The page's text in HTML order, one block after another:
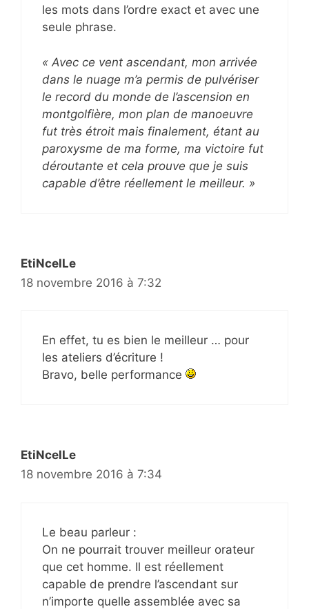
les mots dans l’ordre exact et avec une
seule phrase.
« Avec ce vent ascendant, mon arrivée
dans le nuage m’a permis de pulvériser
le record du monde de l’ascension en
montgolfière, mon plan de manoeuvre
fut très étroit mais finalement, étant au
paroxysme de ma forme, ma victoire fut
déroutante et cela prouve que je suis
capable d’être réellement le meilleur. »
EtiNcelLe
18 novembre 2016 à 7:32
En effet, tu es bien le meilleur … pour
les ateliers d’écriture !
Bravo, belle performance
EtiNcelLe
18 novembre 2016 à 7:34
Le beau parleur :
On ne pourrait trouver meilleur orateur
que cet homme. Il est réellement
capable de prendre l’ascendant sur
n’importe quelle assemblée avec sa